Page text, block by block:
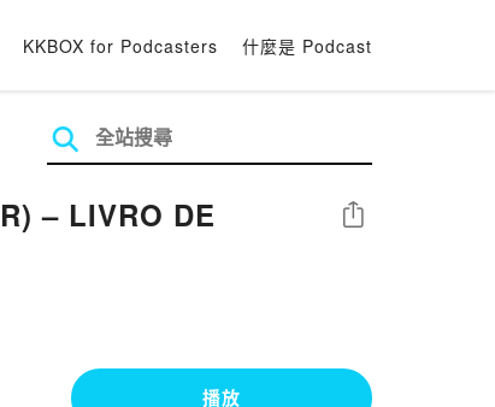
KKBOX for Podcasters 什麼是 Podcast
– LIVRO DE
分享
播放